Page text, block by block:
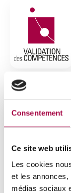
Consentement
Ce site web
Les cookies
et les
médias sociaux